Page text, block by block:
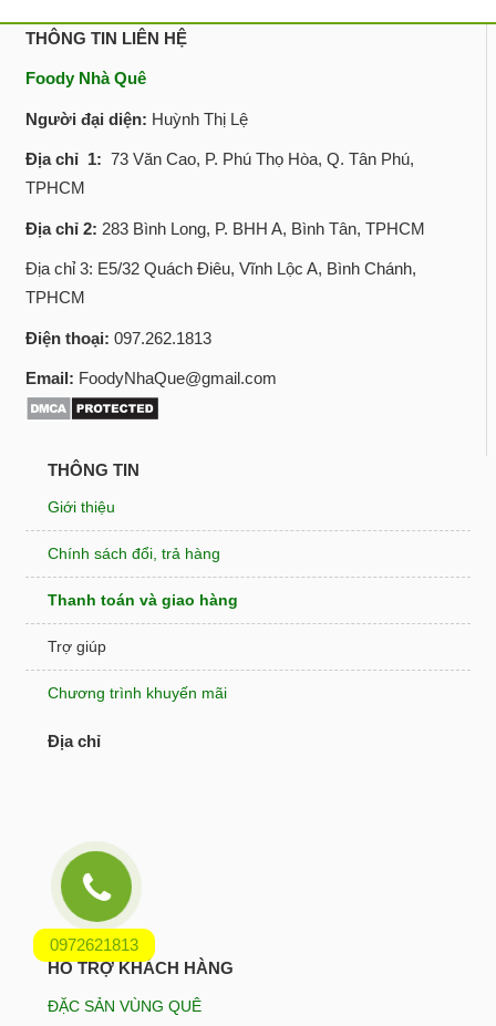
0972621813
THÔNG TIN LIÊN HỆ
Foody Nhà Quê
Người đại diện: Huỳnh Thị Lệ
Địa chỉ 1: 73 Văn Cao, P. Phú Thọ Hòa, Q. Tân Phú,
TPHCM
Địa chỉ 2: 283 Bình Long, P. BHH A, Bình Tân, TPHCM
Địa chỉ 3: E5/32 Quách Điêu, Vĩnh Lộc A, Bình Chánh,
TPHCM
Điện thoại: 097.262.1813
Email: FoodyNhaQue@gmail.com
THÔNG TIN
Giới thiệu
Chính sách đổi, trả hàng
Thanh toán và giao hàng
Trợ giúp
Chương trình khuyến mãi
Địa chỉ
HỖ TRỢ KHÁCH HÀNG
ĐẶC SẢN VÙNG QUÊ